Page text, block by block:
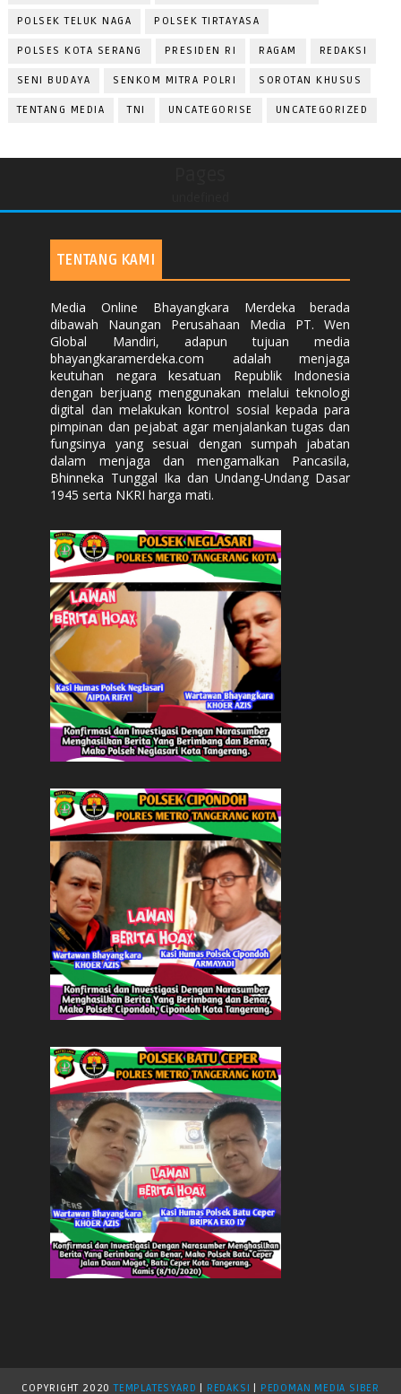
POLSEK TELUK NAGA POLSEK TIRTAYASA
POLSES KOTA SERANG PRESIDEN RI RAGAM REDAKSI
SENI BUDAYA SENKOM MITRA POLRI SOROTAN KHUSUS
TENTANG MEDIA TNI UNCATEGORISE UNCATEGORIZED
TENTANG KAMI
Media Online Bhayangkara Merdeka berada
dibawah Naungan Perusahaan Media PT. Wen
Global Mandiri, adapun tujuan media
bhayangkaramerdeka.com adalah menjaga
keutuhan negara kesatuan Republik Indonesia
dengan berjuang menggunakan melalui teknologi
digital dan melakukan kontrol sosial kepada para
pimpinan dan pejabat agar menjalankan tugas dan
fungsinya yang sesuai dengan sumpah jabatan
dalam menjaga dan mengamalkan Pancasila,
Bhinneka Tunggal Ika dan Undang-Undang Dasar
1945 serta NKRI harga mati.
COPYRIGHT 2020TEMPLATESYARD REDAKSI PEDOMAN MEDIA SIBER